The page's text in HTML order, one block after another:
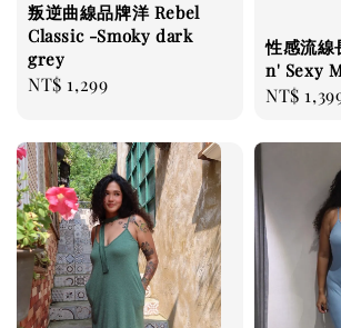
叛逆曲線品牌洋 Rebel
Classic -Smoky dark
grey
Regular
NT$ 1,299
性感流線
n' Sexy
Regular
NT$